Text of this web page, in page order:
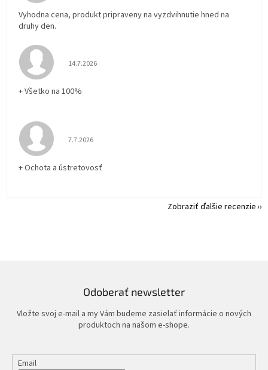
Vyhodna cena, produkt pripraveny na vyzdvihnutie hned na
druhy den.
Hodnotenie obchodu je 5 z 5 hviezdičiek.
14.7.2026
+ Všetko na 100%
Hodnotenie obchodu je 5 z 5 hviezdičiek.
7.7.2026
+ Ochota a ústretovosť
Zobraziť ďalšie recenzie
Odoberať newsletter
Vložte svoj e-mail a my Vám budeme zasielať informácie o nových
produktoch na našom e-shope.
Email